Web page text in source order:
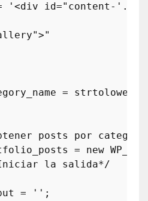
'<div id=" content -'.$
">"
= strtolower
posts por categor
= new
la salida*/
= '';